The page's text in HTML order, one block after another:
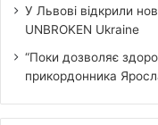
У Львові відкрили
UNBROKEN Ukraine
“Поки дозволяє
прикордонника